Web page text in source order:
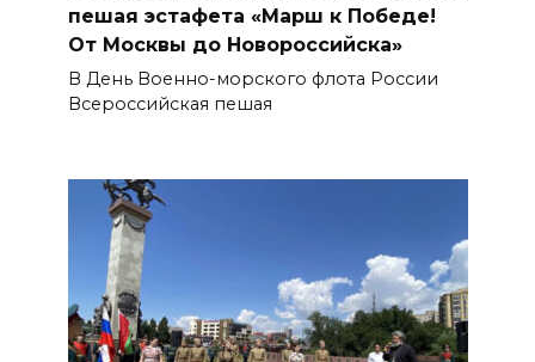
пешая эстафета «Марш к Победе!
От Москвы до Новороссийска»
В День Военно-морского флота России
Всероссийская пешая